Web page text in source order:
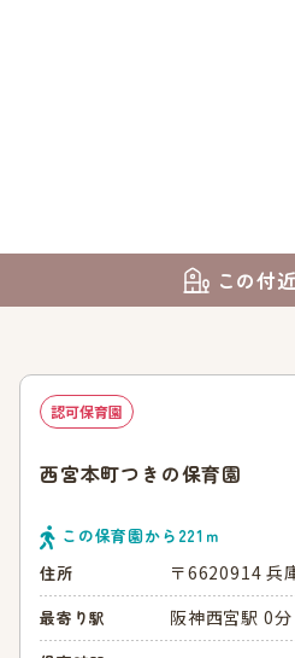
この付
認可保育園
西宮本町つきの保育園
この保育園から 221 ｍ
住所
〒6620914 兵
最寄り駅 阪神西宮駅 0分